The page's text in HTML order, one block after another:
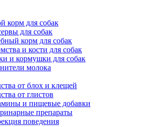
корм для собак
для собак
корм для собак
и кости для собак
и кормушки для собак
молока
от блох и клещей
от глистов
и пищевые добавки
препараты
поведения